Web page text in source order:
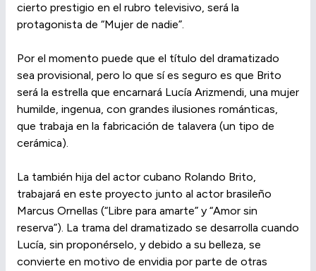
cierto prestigio en el rubro televisivo, será la
protagonista de “Mujer de nadie”.
Por el momento puede que el título del dramatizado
sea provisional, pero lo que sí es seguro es que Brito
será la estrella que encarnará Lucía Arizmendi, una mujer
humilde, ingenua, con grandes ilusiones románticas,
que trabaja en la fabricación de talavera (un tipo de
cerámica).
La también hija del actor cubano Rolando Brito,
trabajará en este proyecto junto al actor brasileño
Marcus Ornellas (“Libre para amarte” y “Amor sin
reserva”). La trama del dramatizado se desarrolla cuando
Lucía, sin proponérselo, y debido a su belleza, se
convierte en motivo de envidia por parte de otras